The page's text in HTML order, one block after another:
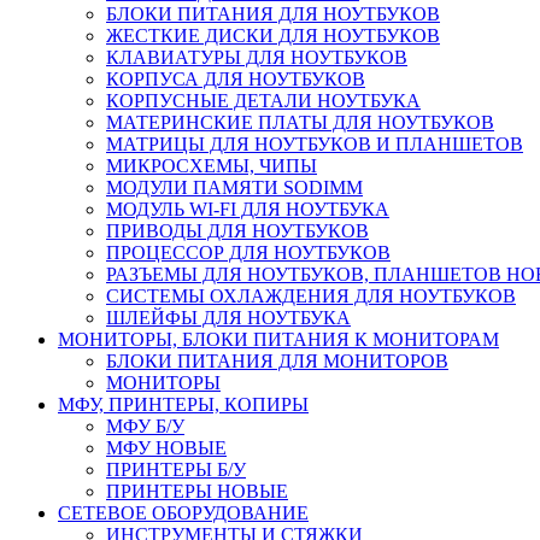
БЛОКИ ПИТАНИЯ ДЛЯ НОУТБУКОВ
ЖЕСТКИЕ ДИСКИ ДЛЯ НОУТБУКОВ
КЛАВИАТУРЫ ДЛЯ НОУТБУКОВ
КОРПУСА ДЛЯ НОУТБУКОВ
КОРПУСНЫЕ ДЕТАЛИ НОУТБУКА
МАТЕРИНСКИЕ ПЛАТЫ ДЛЯ НОУТБУКОВ
МАТРИЦЫ ДЛЯ НОУТБУКОВ И ПЛАНШЕТОВ
МИКРОСХЕМЫ, ЧИПЫ
МОДУЛИ ПАМЯТИ SODIMM
МОДУЛЬ WI-FI ДЛЯ НОУТБУКА
ПРИВОДЫ ДЛЯ НОУТБУКОВ
ПРОЦЕССОР ДЛЯ НОУТБУКОВ
РАЗЪЕМЫ ДЛЯ НОУТБУКОВ, ПЛАНШЕТОВ
СИСТЕМЫ ОХЛАЖДЕНИЯ ДЛЯ НОУТБУКОВ
ШЛЕЙФЫ ДЛЯ НОУТБУКА
МОНИТОРЫ, БЛОКИ ПИТАНИЯ К МОНИТОРАМ
БЛОКИ ПИТАНИЯ ДЛЯ МОНИТОРОВ
МОНИТОРЫ
МФУ, ПРИНТЕРЫ, КОПИРЫ
МФУ Б/У
МФУ НОВЫЕ
ПРИНТЕРЫ Б/У
ПРИНТЕРЫ НОВЫЕ
СЕТЕВОЕ ОБОРУДОВАНИЕ
ИНСТРУМЕНТЫ И СТЯЖКИ